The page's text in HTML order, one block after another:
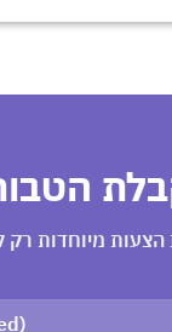
הטבות
מיוחדות רק